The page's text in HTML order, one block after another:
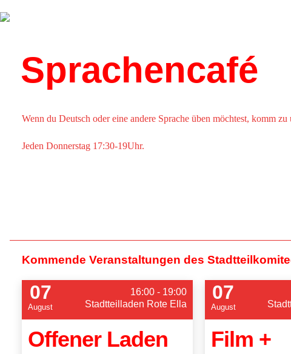
Sprachencafé
Wenn du Deutsch oder eine andere Sprache üben möchtest, komm zu
Jeden Donnerstag 17:30-19Uhr.
Kommende Veranstaltungen des
07
August
16:00 - 19:00
Stadtteilladen Rote Ella
Offener Laden
07
August
Film +